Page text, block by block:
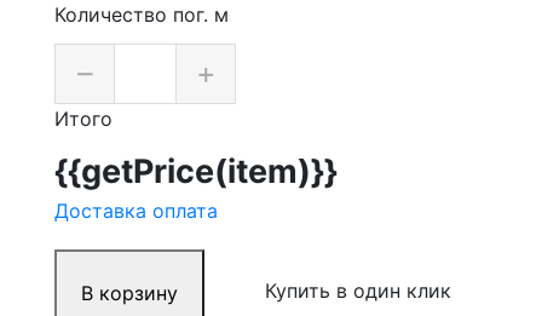
Количество пог. м
– +
Итого
{{getPrice(item)}}
Доставка оплата
В корзину Купить в один клик